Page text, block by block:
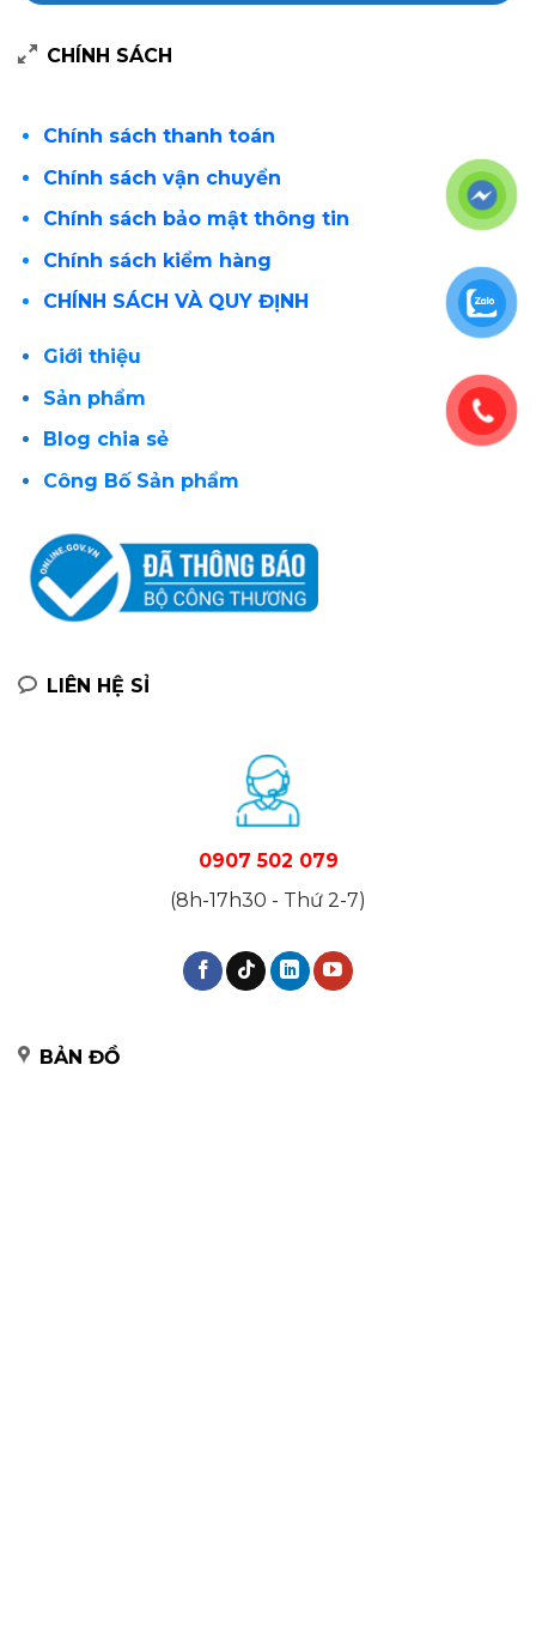
CHÍNH SÁCH
Chính sách thanh toán
Chính sách vận chuyển
Chính sách bảo mật thông tin
Chính sách kiểm hàng
CHÍNH SÁCH VÀ QUY ĐỊNH
Giới thiệu
Sản phẩm
Blog chia sẻ
Công Bố Sản phẩm
LIÊN HỆ SỈ
0907 502 079
(8h-17h30 - Thứ 2-7)
BẢN ĐỒ